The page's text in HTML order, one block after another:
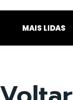
MAIS LIDAS